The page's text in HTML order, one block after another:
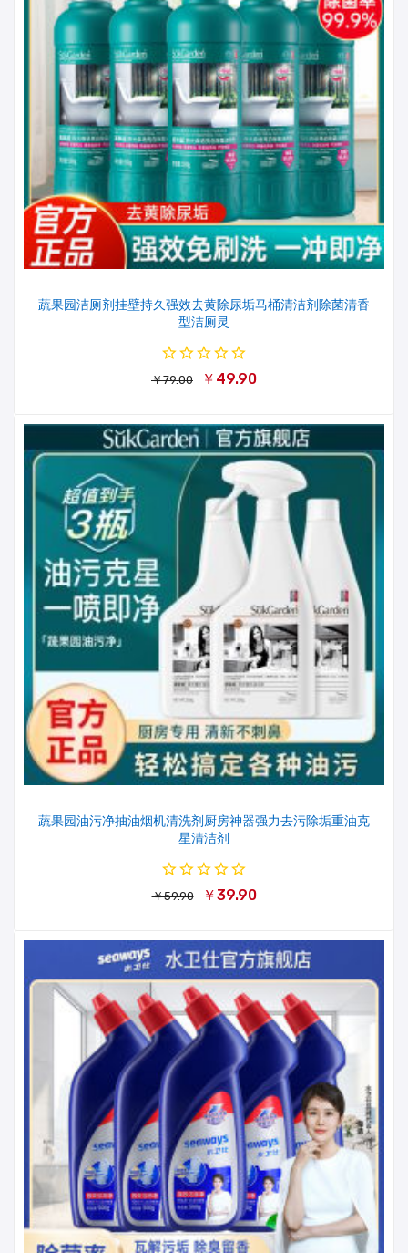
蔬果园洁厕剂挂壁持久强效去黄除尿垢马桶清洁剂除菌清香
型洁厕灵
￥79.00 ￥49.90
蔬果园油污净抽油烟机清洗剂厨房神器强力去污除垢重油克
星清洁剂
￥59.90 ￥39.90